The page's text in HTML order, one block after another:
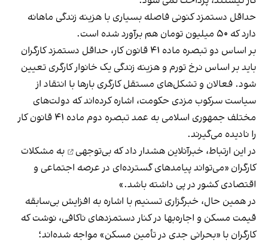
حداقل دستمزد کنونی فاصله بسیاری با هزینه زندگی ماهانه
دارد که ۵۰ میلیون تومان هم برآورد شده است.
بر اساس دو تبصره ماده ۴۱ قانون کار، حداقل دستمزد کارگران
باید بر اساس نرخ تورم و هزینه زندگی یک خانوار کارگری تعیین
شود. فعالان و تشکل‌های مستقل کارگری بارها با انتقاد از
سیاست سرکوب مزدی حکومت، اشاره کرده‌اند که دولت‌های
مختلف جمهوری اسلامی به عمد تبصره دوم ماده ۴۱ قانون کار
را نادیده می‌گیرند.
در این ارتباط، خبرآنلاین هشدار داد که بی‌توجهی
به مشکلات
کارگران «می‌تواند پیامد‌های گسترده‌ای در عرصه اجتماعی و
اقتصادی کشور در پی داشته باشد.»
در همین حال، خبرگزاری تسنیم با اشاره به افزایش بی‌سابقه
قیمت مسکن و اجاره‌بها در کنار دستمزدهای ناکافی، نوشت که
کارگران با «بحرانی جدی در تأمین مسکن» مواجه شده‌اند؛